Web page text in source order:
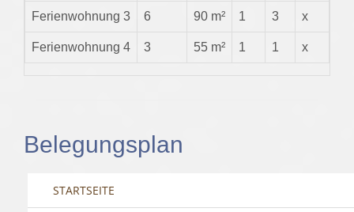
Ferienwohnung 3 6 90 m² 1 3 x
Ferienwohnung 4 3 55 m² 1 1 x
Belegungsplan